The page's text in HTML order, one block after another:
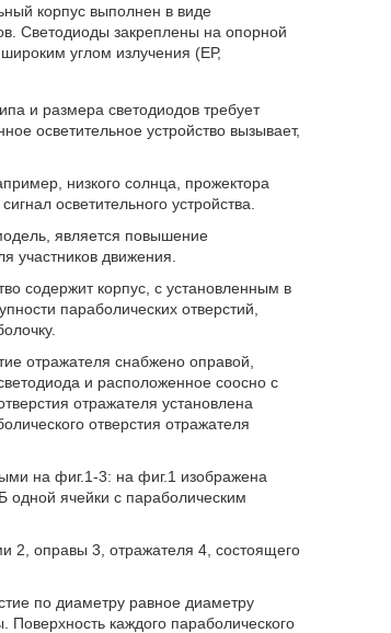
корпус выполнен в виде
Светодиоды закреплены на опорной
углом излучения (ЕР,
и размера светодиодов требует
осветительное устройство вызывает,
низкого солнца, прожектора
осветительного устройства.
является повышение
участников движения.
содержит корпус, с установленным в
параболических отверстий,
отражателя снабжено оправой,
и расположенное соосно с
отражателя установлена
отверстия отражателя
на фиг.1-3: на фиг.1 изображена
одной ячейки с параболическим
2, оправы 3, отражателя 4, состоящего
по диаметру равное диаметру
каждого параболического